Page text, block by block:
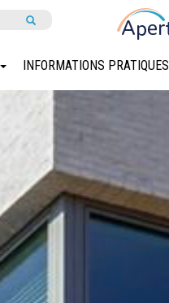
INFORMATIONS PRATIQUES